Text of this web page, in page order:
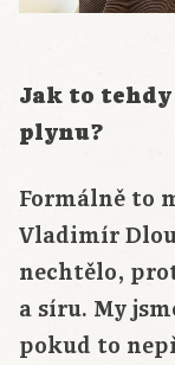
Jak to
plynu?
Formálně to
Vladimír
nechtělo,
a síru. My
pokud to